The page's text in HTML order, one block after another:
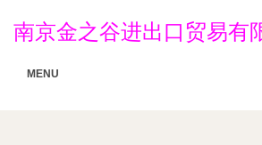
南京金之谷进出口贸易有
MENU